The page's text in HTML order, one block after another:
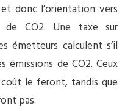
donc l’orientation vers
de CO2. Une taxe sur
émetteurs calculent s’il
émissions de CO2. Ceux
le feront, tandis que
pas.